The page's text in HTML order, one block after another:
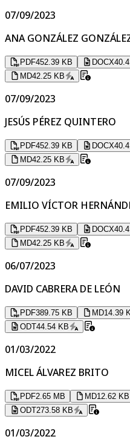
07/09/2023
ANA GONZÁLEZ
PDF452.39 KB DOCX
MD42.25 KB
07/09/2023
JESÚS PÉREZ QUINTERO
PDF452.39 KB DOCX
MD42.25 KB
07/09/2023
EMILIO VÍCTOR
PDF452.39 KB DOCX
MD42.25 KB
06/07/2023
DAVID CABRERA DE LEÓN
PDF389.75 KB MD14.39
ODT44.54 KB
01/03/2022
MICEL ÁLVAREZ BRITO
PDF2.65 MB MD12.62 KB
ODT273.58 KB
01/03/2022